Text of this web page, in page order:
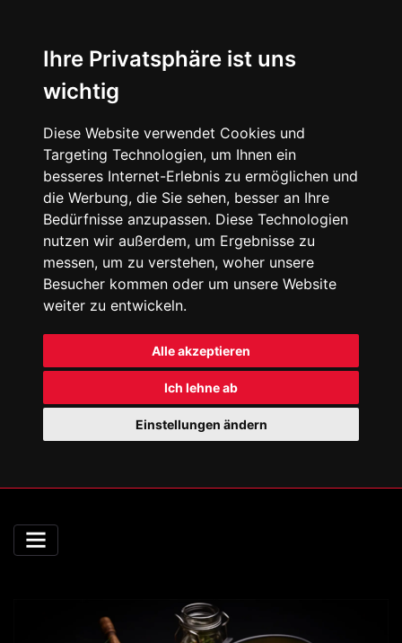
Ihre Privatsphäre ist uns
wichtig
Diese Website verwendet Cookies und
Targeting Technologien, um Ihnen ein
besseres Internet-Erlebnis zu ermöglichen und
die Werbung, die Sie sehen, besser an Ihre
Bedürfnisse anzupassen. Diese Technologien
nutzen wir außerdem, um Ergebnisse zu
messen, um zu verstehen, woher unsere
Besucher kommen oder um unsere Website
weiter zu entwickeln.
Alle akzeptieren
Ich lehne ab
Einstellungen ändern